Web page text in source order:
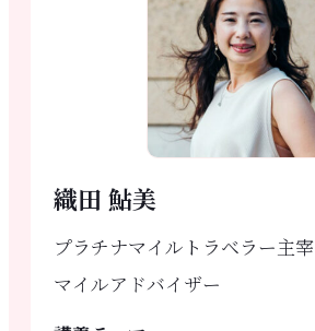
織田 鮎美
プラチナマイルトラベラー主宰
マイルアドバイザー